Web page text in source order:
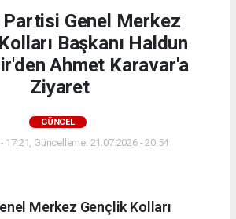
Genel Merkez
Başkanı Haldun
Ahmet Karavar'a
Ziyaret
GÜNCEL
17:21, Güncelleme: 21.07.2026 - 20:54
Merkez Gençlik Kolları